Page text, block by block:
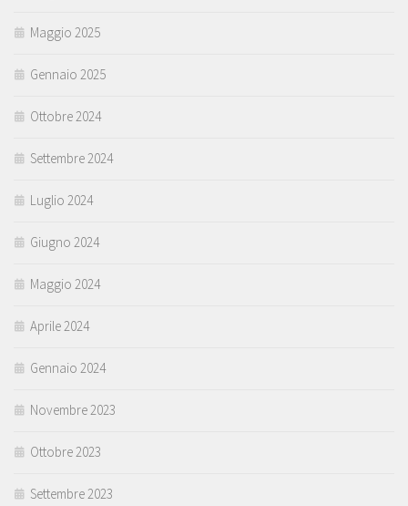
Maggio 2025
Gennaio 2025
Ottobre 2024
Settembre 2024
Luglio 2024
Giugno 2024
Maggio 2024
Aprile 2024
Gennaio 2024
Novembre 2023
Ottobre 2023
Settembre 2023